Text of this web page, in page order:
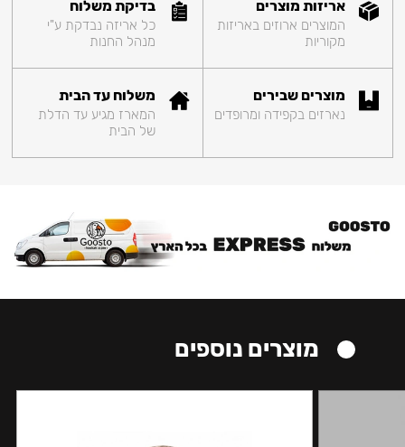
אריזות מוצרים
המוצרים ארוזים באריזות
מקוריות
בדיקת משלוח
כל אריזה נבדקת ע"י
מנהל החנות
מוצרים שבירים
נארזים בקפידה ומרופדים
משלוח עד הבית
המארז מגיע עד הדלת
של הבית
מוצרים נוספים